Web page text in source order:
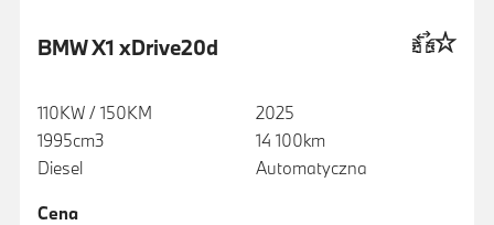
BMW X1 xDrive20d
110KW / 150KM
1995cm3
Diesel
2025
14 100km
Automatyczna
Cena